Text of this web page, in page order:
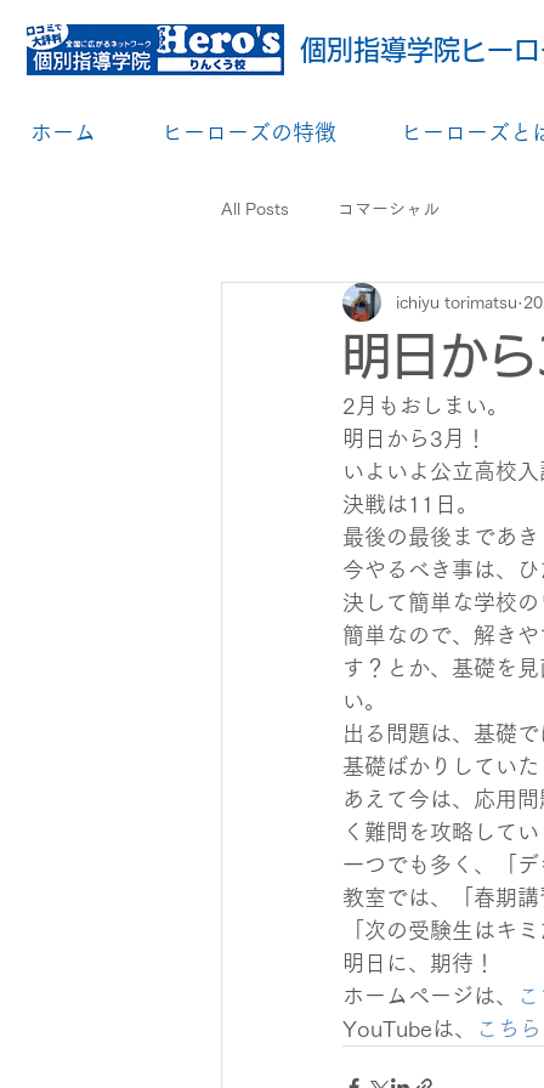
ホーム ヒーローズの特徴 ヒーローズと
個別指導学院ヒー
All Posts コマーシャル
明日か
ichiyu torimatsu
2月もおしまい。
明日から3月！
いよいよ公立高校
決戦は11日。
最後の最後まであ
今やるべき事は、
決して簡単な学校
簡単なので、解き
す？とか、基礎を
い。
出る問題は、基礎
基礎ばかりしてい
あえて今は、応用
く難問を攻略して
一つでも多く、「
教室では、「春期
「次の受験生はキ
明日に、期待！
ホームページは、
YouTubeは、
こち